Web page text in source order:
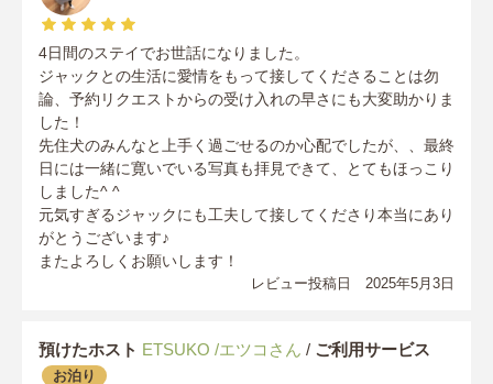
4日間のステイでお世話になりました。
ジャックとの生活に愛情をもって接してくださることは勿
論、予約リクエストからの受け入れの早さにも大変助かりま
した！
先住犬のみんなと上手く過ごせるのか心配でしたが、、最終
日には一緒に寛いでいる写真も拝見できて、とてもほっこり
しました^ ^
元気すぎるジャックにも工夫して接してくださり本当にあり
がとうございます♪
またよろしくお願いします！
レビュー投稿日 2025年5月3日
預けたホスト ETSUKO /エツコさん / ご利用サービス
お泊り